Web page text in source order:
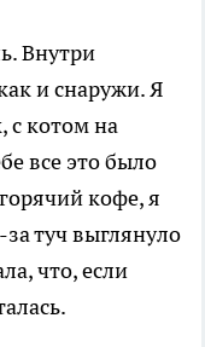
Внутри
и снаружи. Я
с котом на
все это было
кофе, я
туч выглянуло
что, если